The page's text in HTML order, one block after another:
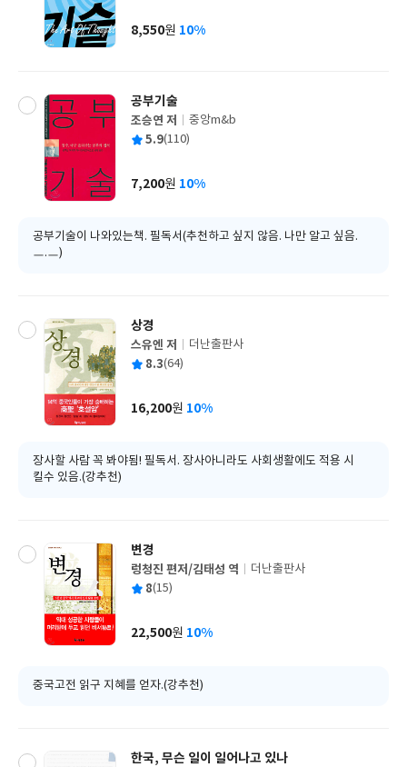
사
가
8,550원 10%
공부기술
글
쓴
조승연 저
출
사
중앙m&b
평 5.9(110)
가
7,200원 10%
공부기술이 나와있는책. 필독서(추천하고 싶지 않음. 나만 알고 싶음.
ㅡ.ㅡ)
상경
글
쓴
스유엔 저
출
사
더난출판사
평 8.3(64)
가
16,200원 10%
장사할 사람 꼭 봐야됨! 필독서. 장사아니라도 사회생활에도 적용 시
킬수 있음.(강추천)
변경
글
쓴
렁청진 편저/김태성 역
출
사
더난출판사
평 8(15)
가
22,500원 10%
중국고전 읽구 지혜를 얻자.(강추천)
한국, 무슨 일이 일어나고 있나